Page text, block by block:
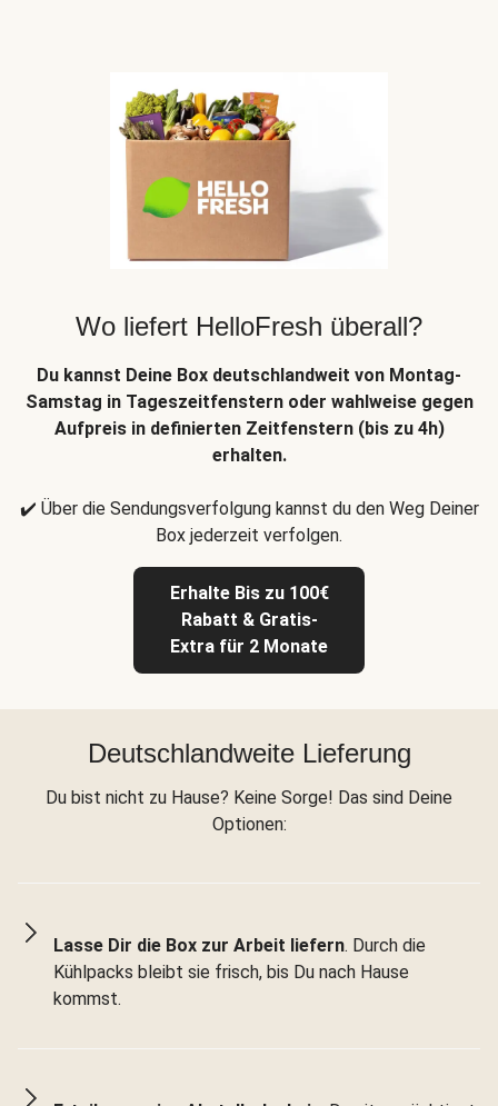
Wo liefert HelloFresh überall?
Du kannst Deine Box deutschlandweit von Montag-
Samstag in Tageszeitfenstern oder wahlweise gegen
Aufpreis in definierten Zeitfenstern (bis zu 4h)
erhalten.
✔️ Über die Sendungsverfolgung kannst du den Weg Deiner
Box jederzeit verfolgen.
Erhalte Bis zu 100€
Rabatt & Gratis-
Extra für 2 Monate
Deutschlandweite Lieferung
Du bist nicht zu Hause? Keine Sorge! Das sind Deine
Optionen:
Lasse Dir die Box zur Arbeit liefern. Durch die
Kühlpacks bleibt sie frisch, bis Du nach Hause
kommst.